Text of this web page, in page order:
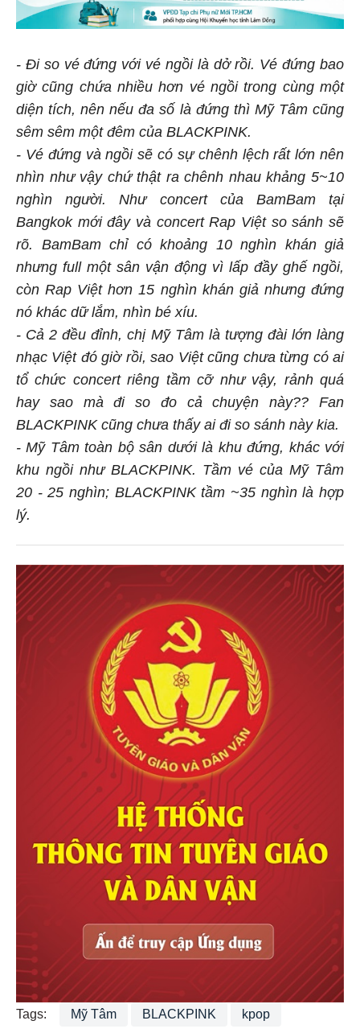
- Đi so vé đứng với vé ngồi là dở rồi. Vé đứng bao
giờ cũng chứa nhiều hơn vé ngồi trong cùng một
diện tích, nên nếu đa số là đứng thì Mỹ Tâm cũng
sêm sêm một đêm của BLACKPINK.
- Vé đứng và ngồi sẽ có sự chênh lệch rất lớn nên
nhìn như vậy chứ thật ra chênh nhau khảng 5~10
nghìn người. Như concert của BamBam tại
Bangkok mới đây và concert Rap Việt so sánh sẽ
rõ. BamBam chỉ có khoảng 10 nghìn khán giả
nhưng full một sân vận động vì lấp đầy ghế ngồi,
còn Rap Việt hơn 15 nghìn khán giả nhưng đứng
nó khác dữ lắm, nhìn bé xíu.
- Cả 2 đều đỉnh, chị Mỹ Tâm là tượng đài lớn làng
nhạc Việt đó giờ rồi, sao Việt cũng chưa từng có ai
tổ chức concert riêng tầm cỡ như vậy, rảnh quá
hay sao mà đi so đo cả chuyện này?? Fan
BLACKPINK cũng chưa thấy ai đi so sánh này kia.
- Mỹ Tâm toàn bộ sân dưới là khu đứng, khác với
khu ngồi như BLACKPINK. Tầm vé của Mỹ Tâm
20 - 25 nghìn; BLACKPINK tầm ~35 nghìn là hợp
lý.
Tags: Mỹ Tâm BLACKPINK kpop